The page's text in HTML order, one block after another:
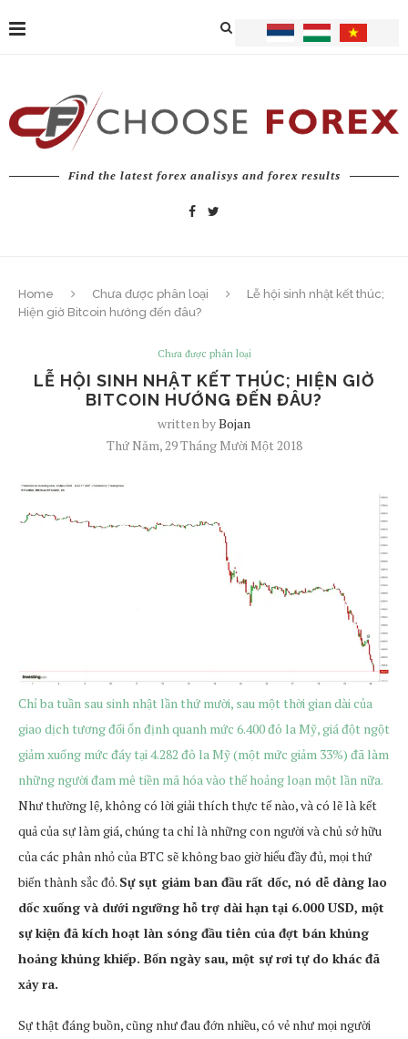
Find the latest forex analisys and forex results
Home Chưa được phân loại
Lễ hội sinh nhật kết thúc;
Hiện giờ Bitcoin hướng đến đâu?
Chưa được phân loại
LỄ HỘI SINH NHẬT KẾT THÚC; HIỆN GIỜ
BITCOIN HƯỚNG ĐẾN ĐÂU?
written byBojan
Thứ Năm, 29 Tháng Mười Một 2018
Chỉ ba tuần sau sinh nhật lần thứ mười, sau một thời gian dài của
giao dịch tương đối ổn định quanh mức 6.400 đô la Mỹ, giá đột ngột
giảm xuống mức đáy tại 4.282 đô la Mỹ (một mức giảm 33%) đã làm
những người đam mê tiền mã hóa vào thế hoảng loạn một lần nữa.
Như thường lệ, không có lời giải thích thực tế nào, và có lẽ là kết
quả của sự làm giá, chúng ta chỉ là những con người và chủ sở hữu
của các phân nhỏ của BTC sẽ không bao giờ hiểu đầy đủ, mọi thứ
biến thành sắc đỏ. Sự sụt giảm ban đầu rất dốc, nó dễ dàng lao
dốc xuống và dưới ngưỡng hỗ trợ dài hạn tại 6.000 USD, một
sự kiện đã kích hoạt làn sóng đầu tiên của đợt bán khủng
hoảng khủng khiếp. Bốn ngày sau, một sự rơi tự do khác đã
xảy ra.
Sự thật đáng buồn, cũng như đau đớn nhiều, có vẻ như mọi người